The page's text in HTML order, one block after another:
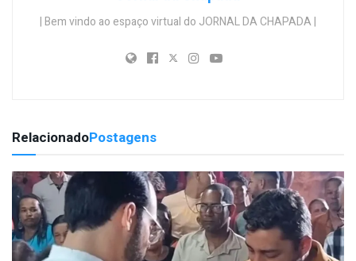
| Bem vindo ao espaço virtual do JORNAL DA CHAPADA |
RelacionadoPostagens